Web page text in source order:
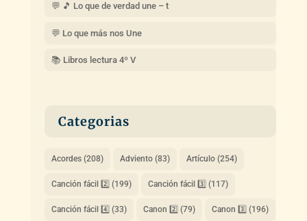
💬 🎵 Lo que de verdad une – t
💬 Lo que más nos Une
📚 Libros lectura 4º V
Categorias
Acordes(208) Adviento(83) Artículo(254)
Canción fácil 2️⃣ (199) Canción fácil 3️⃣ (117)
Canción fácil 4️⃣ (33) Canon 2️⃣ (79) Canon 3️⃣ (196)